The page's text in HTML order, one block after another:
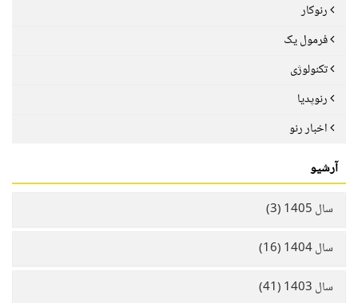
رنوکار
فرمول یک
تکنولوژی
رنوپدیا
اخبار رنو
آرشیو
سال 1405 (3)
سال 1404 (16)
سال 1403 (41)